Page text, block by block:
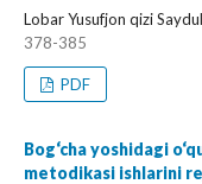
Lobar Yusufjon qizi
378-385
PDF
Bog‘cha yoshidagi
metodikasi ishlarini